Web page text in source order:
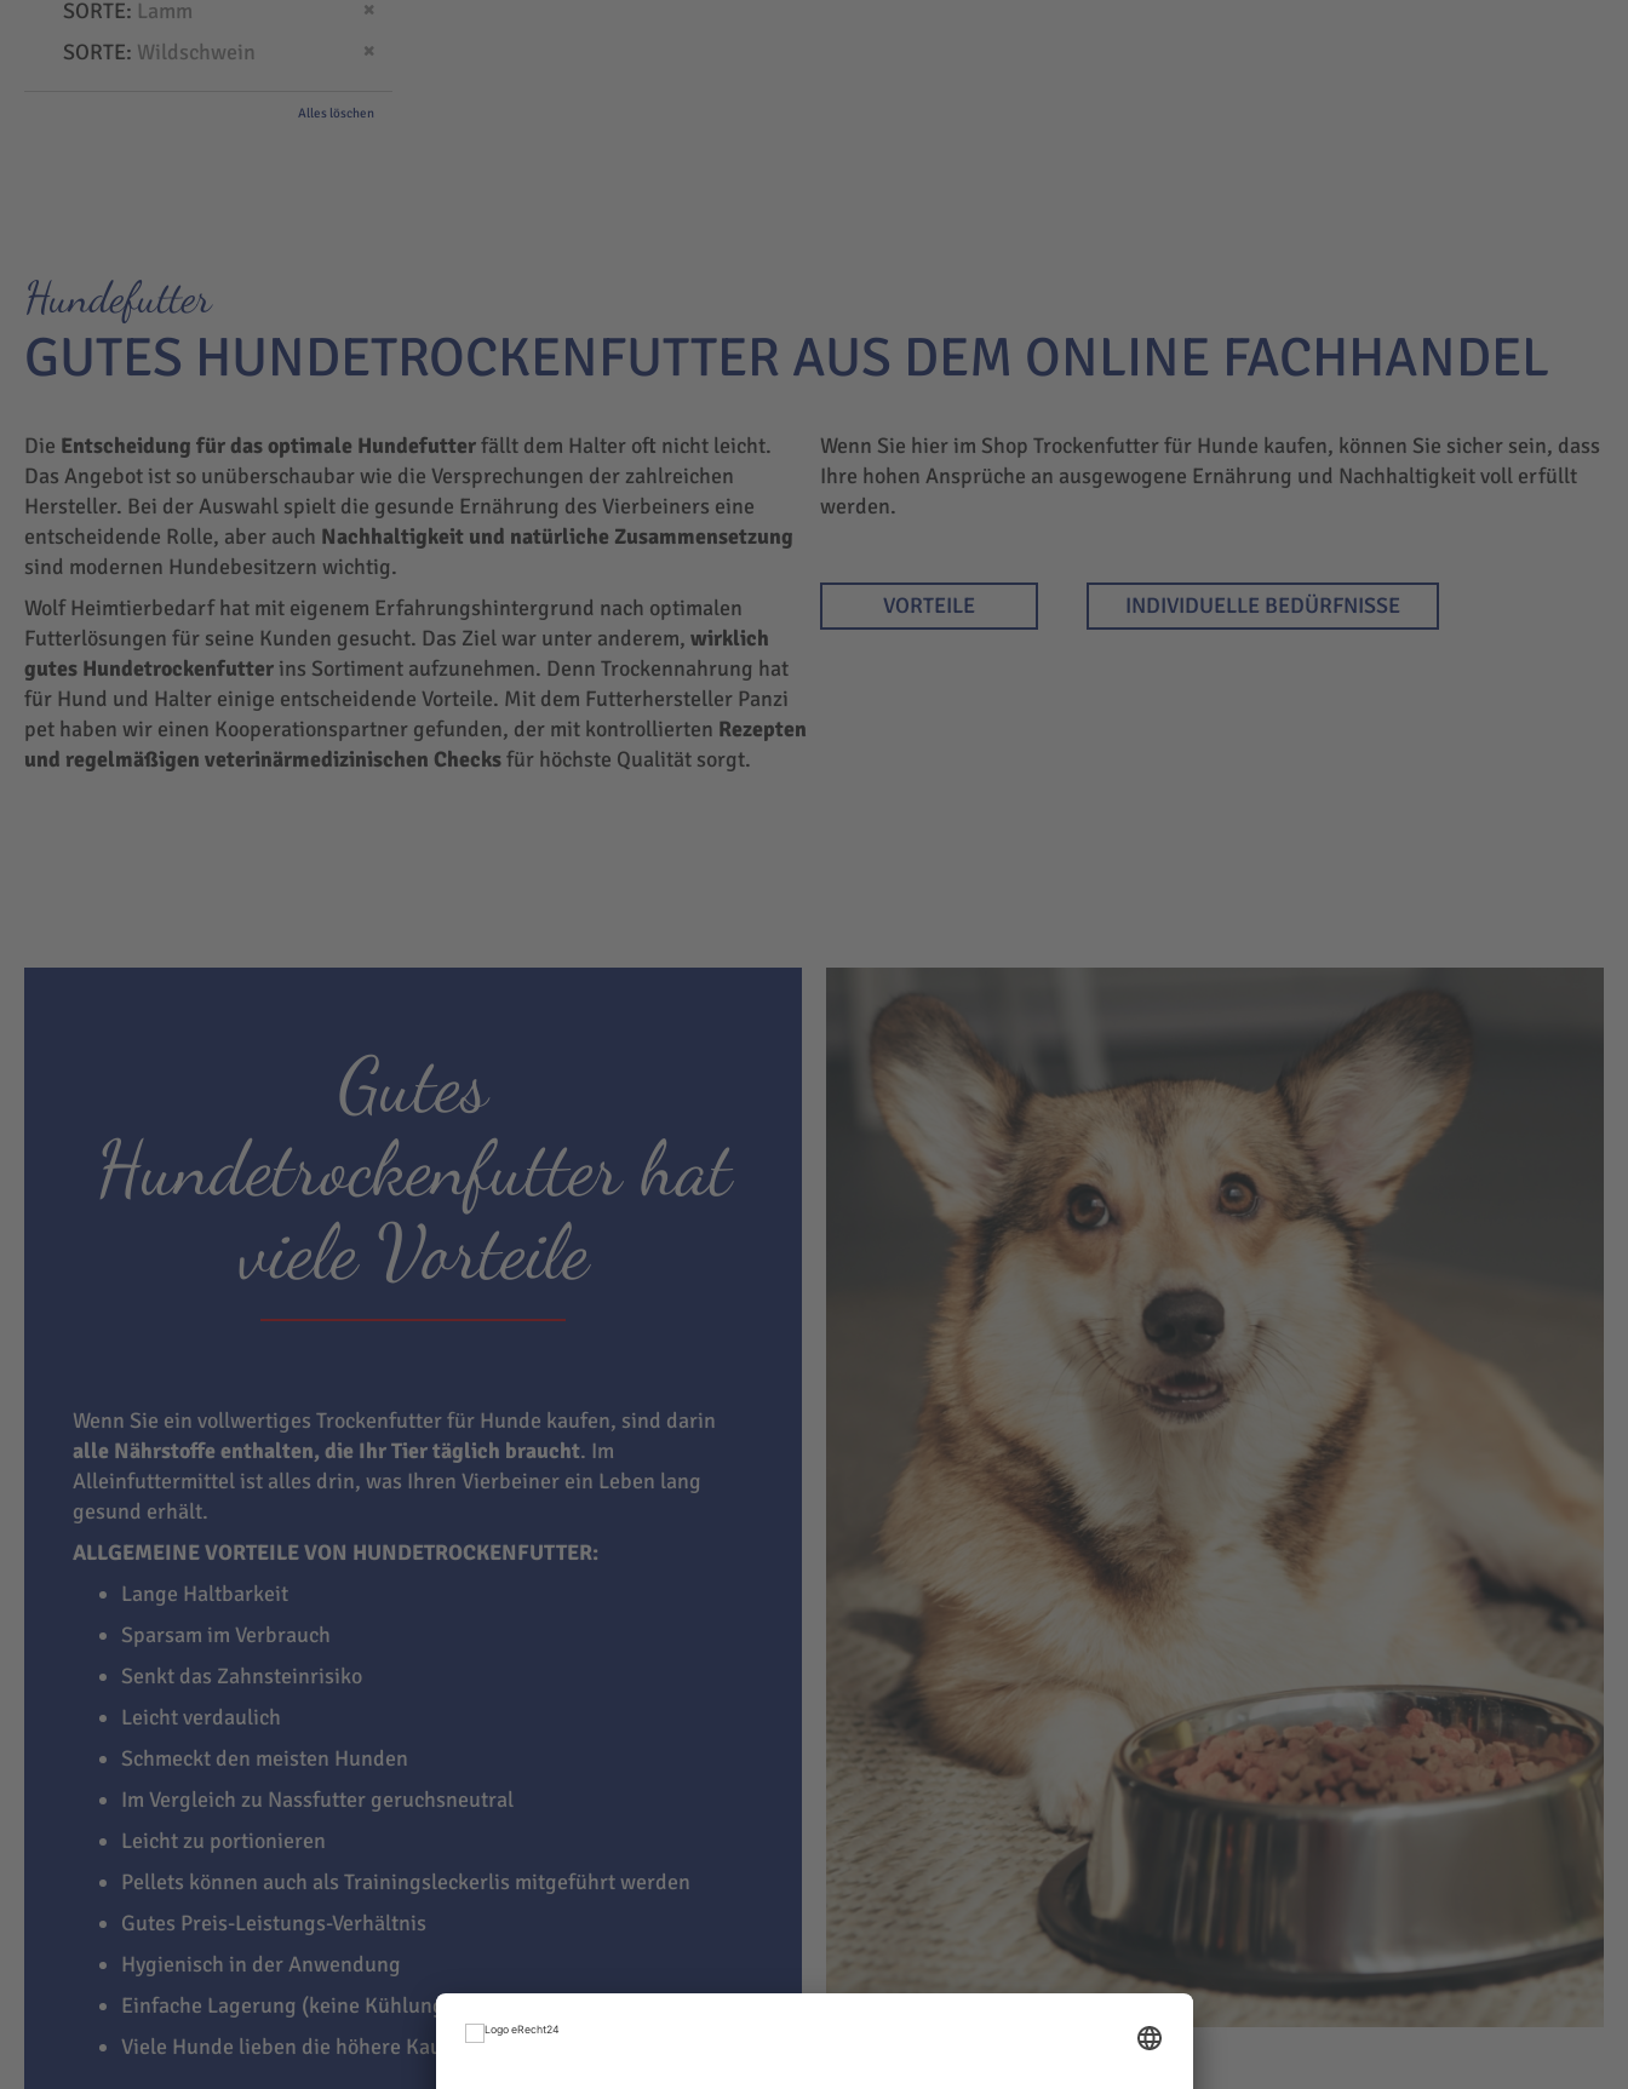
SORTE Lamm
SORTE Wildschwein
Alles löschen
Hundefutter
GUTES HUNDETROCKENFUTTER AUS DEM ONLINE FACHHANDEL
Die Entscheidung für das optimale Hundefutterfällt dem Halter oft nicht leicht.
Das Angebot ist so unüberschaubar wie die Versprechungen der zahlreichen
Hersteller. Bei der Auswahl spielt die gesunde Ernährung des Vierbeiners eine
entscheidende Rolle, aber auch Nachhaltigkeit und natürliche Zusammensetzung
sind modernen Hundebesitzern wichtig.
Wolf Heimtierbedarf hat mit eigenem Erfahrungshintergrund nach optimalen
Futterlösungen für seine Kunden gesucht. Das Ziel war unter anderem, wirklich
gutes Hundetrockenfutter ins Sortiment aufzunehmen. Denn Trockennahrung hat
für Hund und Halter einige entscheidende Vorteile. Mit dem Futterhersteller Panzi
pet haben wir einen Kooperationspartner gefunden, der mit kontrollierten Rezepten
und regelmäßigen veterinärmedizinischen Checksfür höchste Qualität sorgt.
Wenn Sie hier im Shop Trockenfutter für Hunde kaufen, können Sie sicher sein, dass
Ihre hohen Ansprüche an ausgewogene Ernährung und Nachhaltigkeit voll erfüllt
werden.
VORTEILE INDIVIDUELLE BEDÜRFNISSE
Gutes
Hundetrockenfutter hat
viele Vorteile
Wenn Sie ein vollwertiges Trockenfutter für Hunde kaufen, sind darin
alle Nährstoffe enthalten, die Ihr Tier täglich braucht. Im
Alleinfuttermittel ist alles drin, was Ihren Vierbeiner ein Leben lang
gesund erhält.
ALLGEMEINE VORTEILE VON HUNDETROCKENFUTTER:
Lange Haltbarkeit
Sparsam im Verbrauch
Senkt das Zahnsteinrisiko
Leicht verdaulich
Schmeckt den meisten Hunden
Im Vergleich zu Nassfutter geruchsneutral
Leicht zu portionieren
Pellets können auch als Trainingsleckerlis mitgeführt werden
Gutes Preis-Leistungs-Verhältnis
Hygienisch in der Anwendung
Einfache Lagerung (keine Kühlung notwendig)
Viele Hunde lieben die höhere Kauaktivität